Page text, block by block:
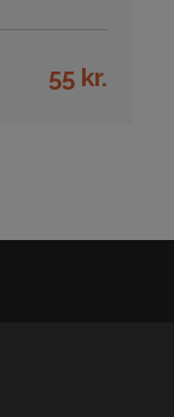
55 kr.